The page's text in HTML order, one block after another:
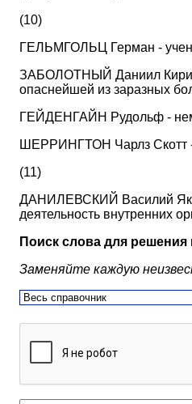
(10)
ГЕЛЬМГОЛЬЦ Герман -
ЗАБОЛОТНЫЙ Даниил
опаснейшей из заразных
ГЕЙДЕНГАЙН Рудольф -
ШЕРРИНГТОН Чарлз Скотт -
(11)
ДАНИЛЕВСКИЙ Василий
деятельность внутренних
Поиск слова для решения
Заменяйте каждую